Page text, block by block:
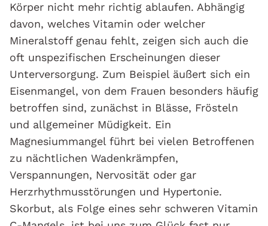
Körper nicht mehr richtig ablaufen. Abhängig
davon, welches Vitamin oder welcher
Mineralstoff genau fehlt, zeigen sich auch die
oft unspezifischen Erscheinungen dieser
Unterversorgung. Zum Beispiel äußert sich ein
Eisenmangel, von dem Frauen besonders häufig
betroffen sind, zunächst in Blässe, Frösteln
und allgemeiner Müdigkeit. Ein
Magnesiummangel führt bei vielen Betroffenen
zu nächtlichen Wadenkrämpfen,
Verspannungen, Nervosität oder gar
Herzrhythmusstörungen und Hypertonie.
Skorbut, als Folge eines sehr schweren Vitamin